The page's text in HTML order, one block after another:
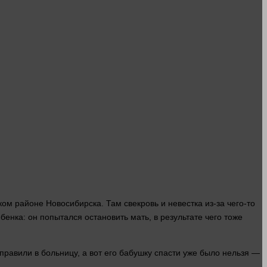
районе Новосибирска. Там свекровь и невестка из-за чего-то
он попытался остановить мать , в результате чего тоже
в больницу, а вот его бабушку спасти уже было нельзя —